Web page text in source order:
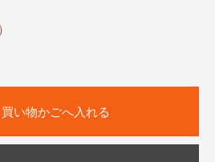
買い物かごへ入れる